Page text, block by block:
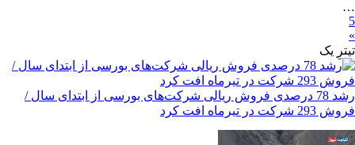
…
5
»
تیترِ یک
رشد 78 درصدی فروش ریالی شرکت‌های بورسی از ابتدای سال /
فروش 293 شرکت در تیرماه افت کرد